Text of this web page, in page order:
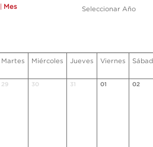
Mes
Seleccionar Año
Martes Miércoles Jueves Viernes
29 30 31 01 02